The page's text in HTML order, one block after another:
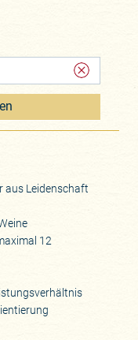
aus Leidenschaft
12